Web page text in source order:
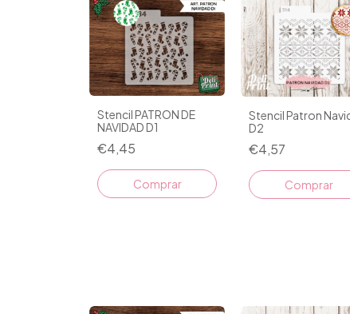
Stencil PATRON DE
NAVIDAD D1
€4,45
Stencil Patron
D2
€4,57